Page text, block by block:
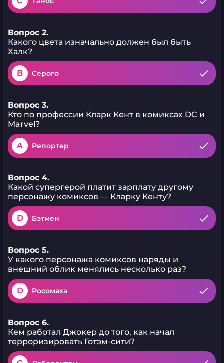
Вопрос 2.
Какого цвета изначально должен был быть
Халк?
B Серого
Вопрос 3.
Кто по профессии Кларк Кент в комиксах DC и
Marvel?
A Репортер
Вопрос 4.
Какой супергерой платит зарплату другому
персонажу комиксов — Кларку Кенту?
D Бэтмен
Вопрос 5.
У какого персонажа комиксов наряды и
внешний облик менялись несколько раз?
D Росомаха
Вопрос 6.
Кем работал Джокер до того, как начал
терроризировать Готэм-сити?